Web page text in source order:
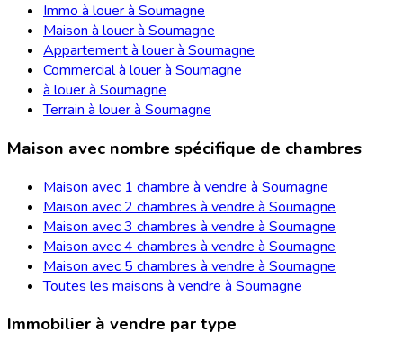
Immo à louer à Soumagne
Maison à louer à Soumagne
Appartement à louer à Soumagne
Commercial à louer à Soumagne
à louer à Soumagne
Terrain à louer à Soumagne
Maison avec nombre spécifique de chambres
Maison avec 1 chambre à vendre à Soumagne
Maison avec 2 chambres à vendre à Soumagne
Maison avec 3 chambres à vendre à Soumagne
Maison avec 4 chambres à vendre à Soumagne
Maison avec 5 chambres à vendre à Soumagne
Toutes les maisons à vendre à Soumagne
Immobilier à vendre par type